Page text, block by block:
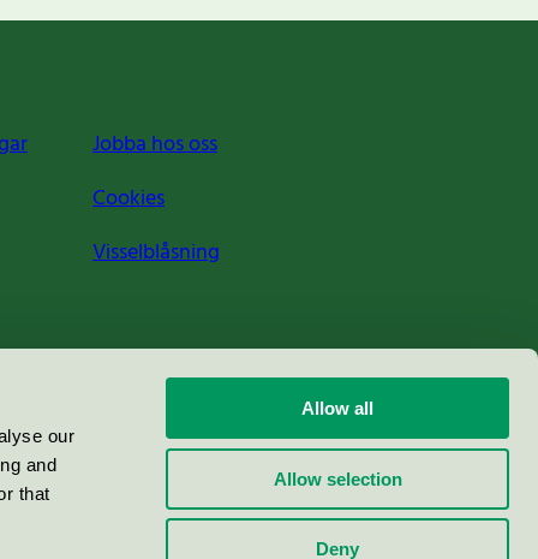
our
and
that
Allow all
Allow selection
Deny
Jobba hos oss
Cookies
Visselblåsning